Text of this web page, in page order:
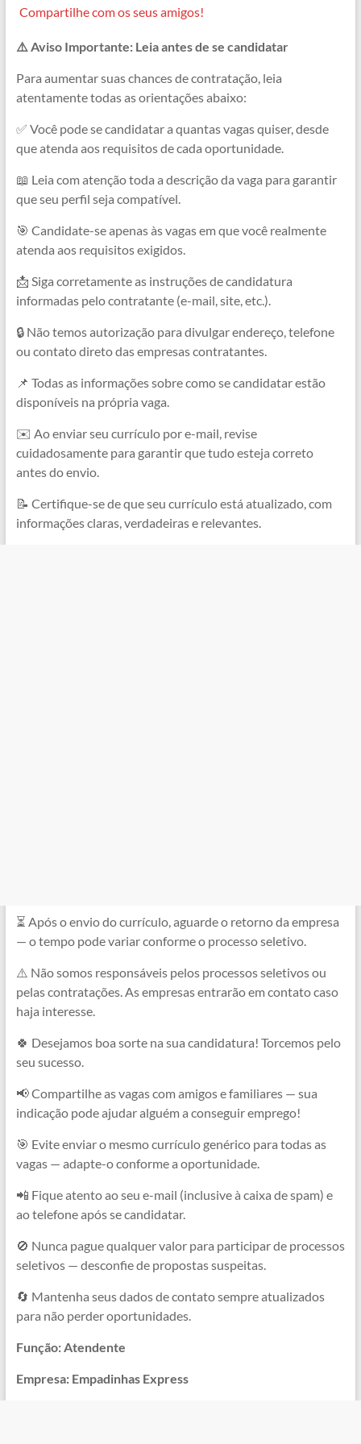
e
b
o
o
k
t
s
A
p
p
e
g
r
a
m
s
e
n
g
e
e
a
d
s
y
L
i
n
k
Compartilhe com os seus amigos!
⚠️ Aviso Importante: Leia antes de se candidatar
Para aumentar suas chances de contratação, leia
atentamente todas as orientações abaixo:
✅ Você pode se candidatar a quantas vagas quiser, desde
que atenda aos requisitos de cada oportunidade.
📖 Leia com atenção toda a descrição da vaga para garantir
que seu perfil seja compatível.
🎯 Candidate-se apenas às vagas em que você realmente
atenda aos requisitos exigidos.
📩 Siga corretamente as instruções de candidatura
informadas pelo contratante (e-mail, site, etc.).
🔒 Não temos autorização para divulgar endereço, telefone
ou contato direto das empresas contratantes.
📌 Todas as informações sobre como se candidatar estão
disponíveis na própria vaga.
✉️ Ao enviar seu currículo por e-mail, revise
cuidadosamente para garantir que tudo esteja correto
antes do envio.
📝 Certifique-se de que seu currículo está atualizado, com
informações claras, verdadeiras e relevantes.
⏳ Após o envio do currículo, aguarde o retorno da empresa
— o tempo pode variar conforme o processo seletivo.
⚠️ Não somos responsáveis pelos processos seletivos ou
pelas contratações. As empresas entrarão em contato caso
haja interesse.
🍀 Desejamos boa sorte na sua candidatura! Torcemos pelo
seu sucesso.
📢 Compartilhe as vagas com amigos e familiares — sua
indicação pode ajudar alguém a conseguir emprego!
🎯 Evite enviar o mesmo currículo genérico para todas as
vagas — adapte-o conforme a oportunidade.
📲 Fique atento ao seu e-mail (inclusive à caixa de spam) e
ao telefone após se candidatar.
🚫 Nunca pague qualquer valor para participar de processos
seletivos — desconfie de propostas suspeitas.
🔄 Mantenha seus dados de contato sempre atualizados
para não perder oportunidades.
Função: Atendente
Empresa: Empadinhas Express